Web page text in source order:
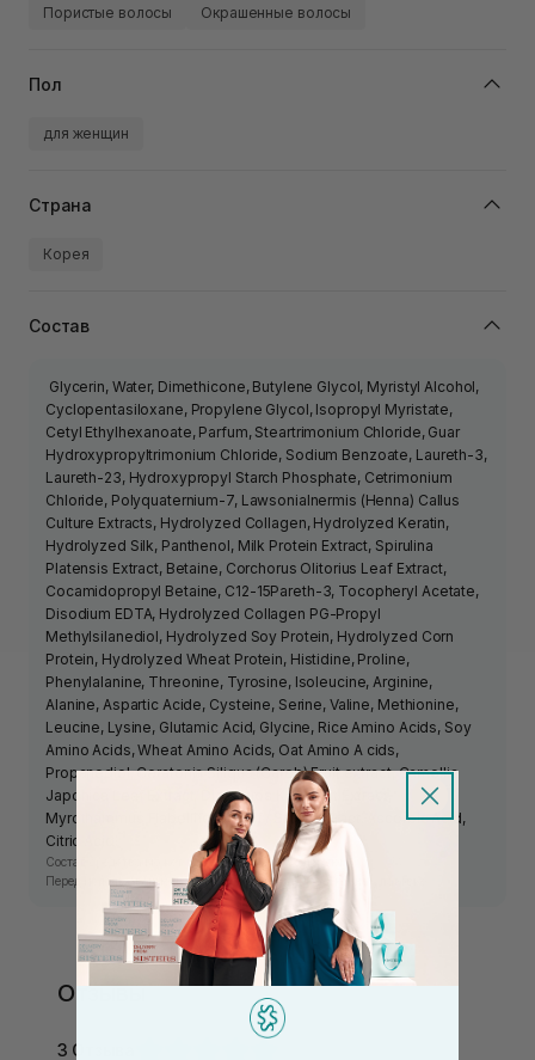
Пористые волосы
Окрашенные волосы
Пол
для женщин
Страна
Корея
Состав
Glycerin, Water, Dimethicone, Butylene Glycol, Myristyl Alcohol,
Cyclopentasiloxane, Propylene Glycol, Isopropyl Myristate,
Cetyl Ethylhexanoate, Parfum, Steartrimonium Chloride, Guar
Hydroxypropyltrimonium Chloride, Sodium Benzoate, Laureth-3,
Laureth-23, Hydroxypropyl Starch Phosphate, Cetrimonium
Chloride, Polyquaternium-7, LawsoniaInermis (Henna) Callus
Culture Extracts, Hydrolyzed Collagen, Hydrolyzed Keratin,
Hydrolyzed Silk, Panthenol, Milk Protein Extract, Spirulina
Platensis Extract, Betaine, Corchorus Olitorius Leaf Extract,
Cocamidopropyl Betaine, C12-15Pareth-3, Tocopheryl Acetate,
Disodium EDTA, Hydrolyzed Collagen PG-Propyl
Methylsilanediol, Hydrolyzed Soy Protein, Hydrolyzed Corn
Protein, Hydrolyzed Wheat Protein, Histidine, Proline,
Phenylalanine, Threonine, Tyrosine, Isoleucine, Arginine,
Alanine, Aspartic Acide, Cysteine, Serine, Valine, Methionine,
Leucine, Lysine, Glutamic Acid, Glycine, Rice Amino Acids, Soy
Amino Acids, Wheat Amino Acids, Oat Amino A cids,
Propanediol, Ceratonia Siliqua (Carob) Fruit extract, Camellia
Japonica Leaf Extract, Diospyros Kaki Fruit Extract,
Myrothammus Flabellifolia Leaf / Stem Extract, Ascorbic Acid,
Citric Acid.
Состав средства может изменяться производителем.
Перед использованием ознакомьтесь с информацией на упаковке.
Отзывы
3 Отзыва